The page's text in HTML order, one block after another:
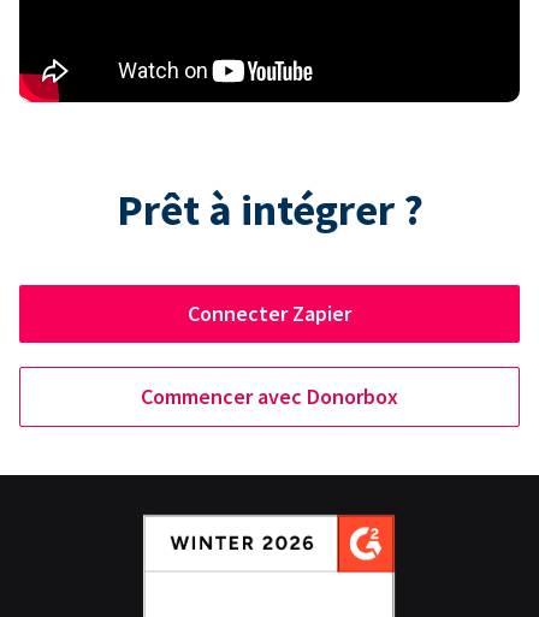
Prêt à intégrer ?
Connecter Zapier
Commencer avec Donorbox